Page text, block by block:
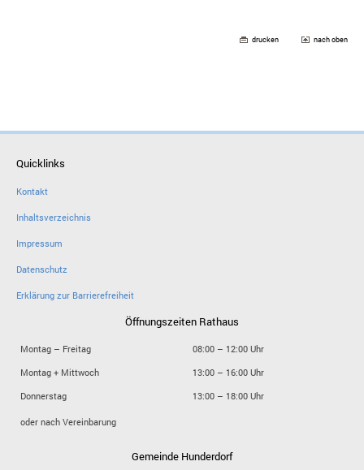
drucken nach oben
Quicklinks
Kontakt
Inhaltsverzeichnis
Impressum
Datenschutz
Erklärung zur Barrierefreiheit
Öffnungszeiten Rathaus
Montag – Freitag
08:00 – 12:00 Uhr
Montag + Mittwoch
13:00 – 16:00 Uhr
Donnerstag
13:00 – 18:00 Uhr
oder nach Vereinbarung
Gemeinde Hunderdorf